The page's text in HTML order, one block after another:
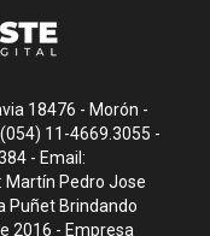
18476 - Morón -
11-4669.3055 -
- Email:
Martín Pedro Jose
Puñet Brindando
2016 - Empresa